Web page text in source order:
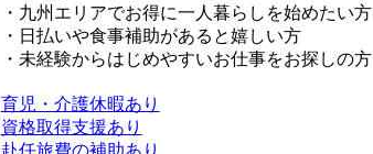
・九州エリアでお得に一人暮らしを始めたい方
・日払いや食事補助があると嬉しい方
・未経験からはじめやすいお仕事をお探しの方
育児・介護休暇あり
資格取得支援あり
赴任旅費の補助あり